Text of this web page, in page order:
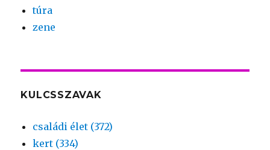
túra
zene
KULCSSZAVAK
családi élet (372)
kert (334)